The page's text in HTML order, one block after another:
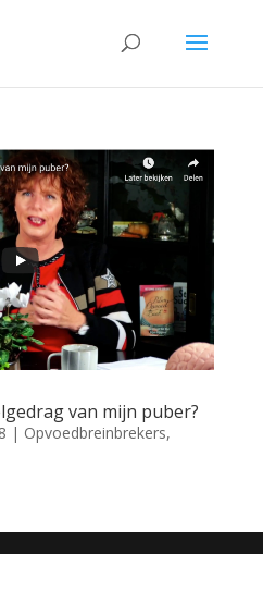
van mijn puber?
| Opvoedbreinbrekers,